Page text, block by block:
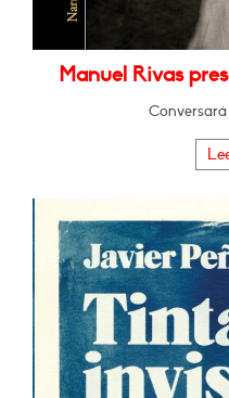
Manuel Rivas